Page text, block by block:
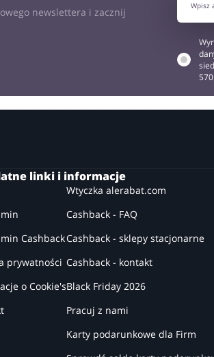
newslettera i zacznij
linki i informacje
Cashback
prywatności
o Cookie's
Wtyczka alerabat.com
Cashback - FAQ
Cashback - sklepy stacjonarne
Cashback - kontakt
Black Friday 2026
Pracuj z nami
Karty podarunkowe dla Firm